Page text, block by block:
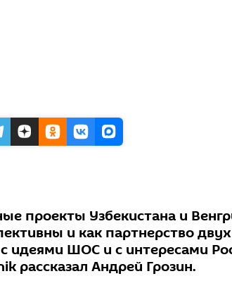
проекты Узбекистана и
и как партнерство
идеями ШОС и с интересами
рассказал Андрей Грозин.